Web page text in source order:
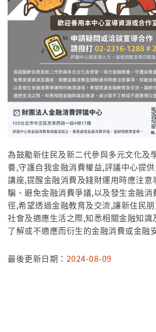
為鼓勵新住民及新二代參與多元文化及
養,守護自我金融消費權益,評議中心提
講座,提醒金融消費及錢財運用時應注
騙、避免金融消費爭議,以及發生金融消
徑,希望透過金融教育及交流,讓新住民
社會及適應生活之際,知悉相關金融知識
了解或不適應而衍生的金融消費或金融
最後更新日期： 2024-08-09